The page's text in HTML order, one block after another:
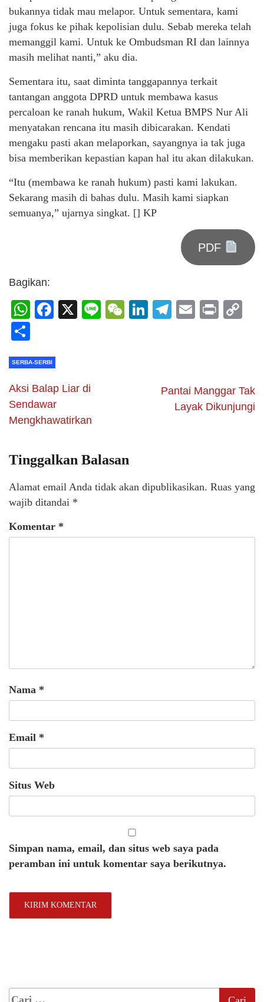
bukannya tidak mau melapor. Untuk sementara, kami
juga fokus ke pihak kepolisian dulu. Sebab mereka telah
memanggil kami. Untuk ke Ombudsman RI dan lainnya
masih melihat nanti,” aku dia.
Sementara itu, saat diminta tanggapannya terkait
tantangan anggota DPRD untuk membawa kasus
percaloan ke ranah hukum, Wakil Ketua BMPS Nur Ali
menyatakan rencana itu masih dibicarakan. Kendati
mengaku pasti akan melaporkan, sayangnya ia tak juga
bisa memberikan kepastian kapan hal itu akan dilakukan.
“Itu (membawa ke ranah hukum) pasti kami lakukan.
Sekarang masih di bahas dulu. Masih kami siapkan
semuanya,” ujarnya singkat. [] KP
PDF
Bagikan:
WhatsApp
Facebook
X LineWeChat
LinkedIn
Telegram
Email
Print
SERBA-SERBI
Aksi Balap Liar di
Sendawar
Mengkhawatirkan
Pantai Manggar Tak
Layak Dikunjungi
Tinggalkan Balasan
Alamat email Anda tidak akan dipublikasikan. Ruas yang
wajib ditandai *
Komentar *
Nama *
Email *
Situs Web
Simpan nama, email, dan situs web saya pada
peramban ini untuk komentar saya berikutnya.